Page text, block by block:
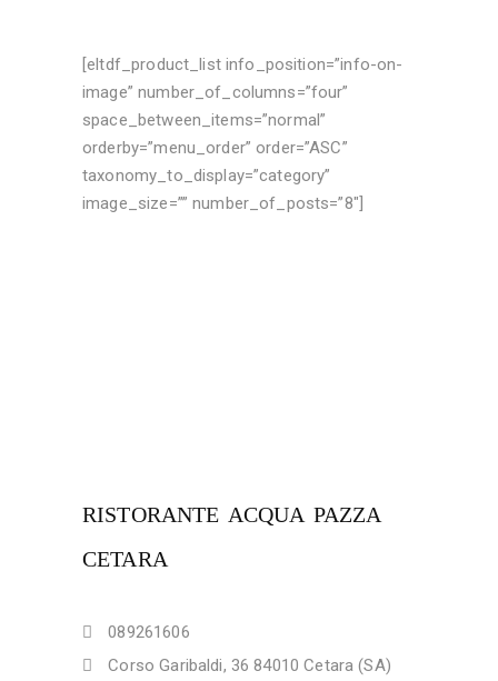
[eltdf_product_list info_position=”info-on-
image” number_of_columns=”four”
space_between_items=”normal”
orderby=”menu_order” order=”ASC”
taxonomy_to_display=”category”
image_size=”” number_of_posts=”8″]
RISTORANTE ACQUA PAZZA
CETARA
089261606
Corso Garibaldi, 36 84010 Cetara (SA)